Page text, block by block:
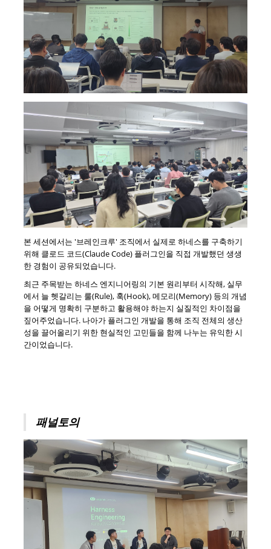
본 세션에서는 '브레인크루' 조직에서 실제로 하네스를 구축하기
위해 클로드 코드(Claude Code) 플러그인을 직접 개발했던 생생
한 경험이 공유되었습니다.
최근 주목받는 하네스 엔지니어링의 기본 원리부터 시작해, 실무
에서 늘 헷갈리는 룰(Rule), 훅(Hook), 메모리(Memory) 등의 개념
을 어떻게 명확히 구분하고 활용해야 하는지 실질적인 차이점을
짚어주었습니다. 나아가 플러그인 개발을 통해 조직 전체의 생산
성을 끌어올리기 위한 현실적인 고민들을 함께 나누는 유익한 시
간이었습니다.
패널토의